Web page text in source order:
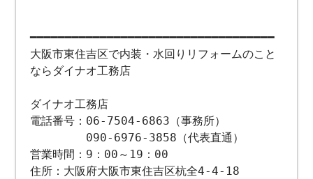
━━━━━━━━━━━━━━━━━━━━━━━━━━━━━━━━━━━
大阪市東住吉区で内装・水回りリフォームのこと
ならダイナオ工務店
ダイナオ工務店
電話番号：06-7504-6863（事務所）
090-6976-3858（代表直通）
営業時間：9：00～19：00
住所：大阪府大阪市東住吉区杭全4-4-18